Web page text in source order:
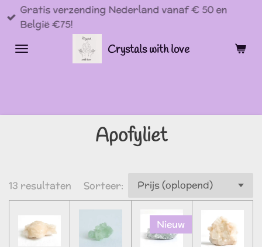
Ga
direct
Crystals with love
Gratis verzending Nederland vanaf € 50 en
België €75!
Apofyliet
13 resultaten Sorteer:
Nieuw